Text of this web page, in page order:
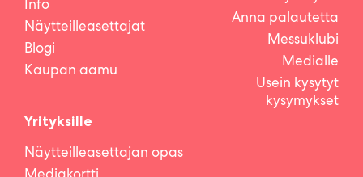
Info
Näytteilleasettajat
Blogi
Kaupan aamu
Yrityksille
Näytteilleasettajan opas
Anna palautetta
Messuklubi
Medialle
Usein kysytyt
kysymykset